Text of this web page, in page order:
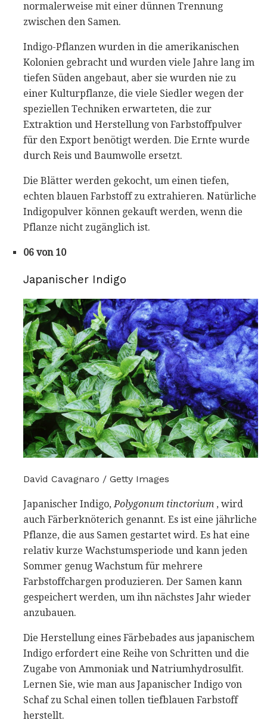
normalerweise mit einer dünnen Trennung
zwischen den Samen.
Indigo-Pflanzen wurden in die amerikanischen
Kolonien gebracht und wurden viele Jahre lang im
tiefen Süden angebaut, aber sie wurden nie zu
einer Kulturpflanze, die viele Siedler wegen der
speziellen Techniken erwarteten, die zur
Extraktion und Herstellung von Farbstoffpulver
für den Export benötigt werden. Die Ernte wurde
durch Reis und Baumwolle ersetzt.
Die Blätter werden gekocht, um einen tiefen,
echten blauen Farbstoff zu extrahieren. Natürliche
Indigopulver können gekauft werden, wenn die
Pflanze nicht zugänglich ist.
06 von 10
Japanischer Indigo
David Cavagnaro / Getty Images
Japanischer Indigo,Polygonum tinctorium , wird
auch Färberknöterich genannt. Es ist eine jährliche
Pflanze, die aus Samen gestartet wird. Es hat eine
relativ kurze Wachstumsperiode und kann jeden
Sommer genug Wachstum für mehrere
Farbstoffchargen produzieren. Der Samen kann
gespeichert werden, um ihn nächstes Jahr wieder
anzubauen.
Die Herstellung eines Färbebades aus japanischem
Indigo erfordert eine Reihe von Schritten und die
Zugabe von Ammoniak und Natriumhydrosulfit.
Lernen Sie, wie man aus Japanischer Indigo von
Schaf zu Schal einen tollen tiefblauen Farbstoff
herstellt.